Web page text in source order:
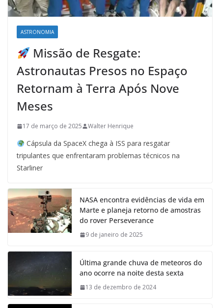
ASTRONOMIA
Missão de Resgate:
Astronautas Presos no Espaço
Retornam à Terra Após Nove
Meses
17 de março de 2025 Walter Henrique
Cápsula da SpaceX chega à ISS para resgatar
tripulantes que enfrentaram problemas técnicos na
Starliner
NASA encontra evidências de vida em
Marte e planeja retorno de amostras
do rover Perseverance
9 de janeiro de 2025
Última grande chuva de meteoros do
ano ocorre na noite desta sexta
13 de dezembro de 2024